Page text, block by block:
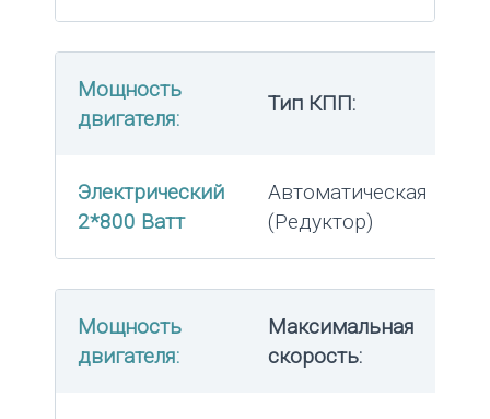
Мощность
двигателя:
Тип КПП:
Электрический
2*800 Ватт
Автоматическая
(Редуктор)
Мощность
двигателя:
Максимальная
скорость: